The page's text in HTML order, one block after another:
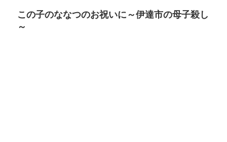
この子のななつのお祝いに～伊達市の母子殺し
～